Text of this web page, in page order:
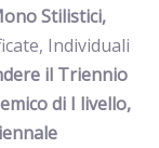
Stilistici,
Individuali
il Triennio
di I livello,